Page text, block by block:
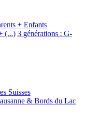
+ Enfants
(...) 3 générations : G-
Suisses
& Bords du Lac